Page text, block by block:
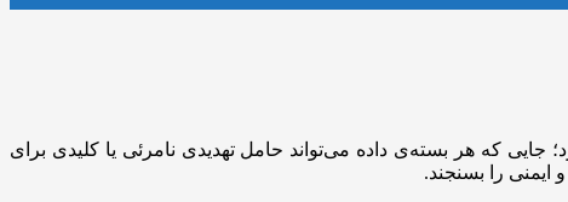
که هر بسته‌ی داده می‌تواند حامل تهدیدی نامرئی یا کلیدی برای
را بسنجند.